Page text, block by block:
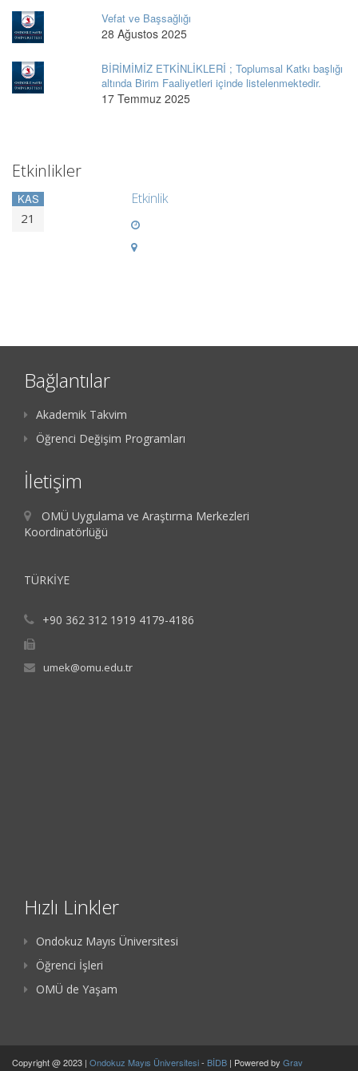
Vefat ve Başsağlığı
28 Ağustos 2025
BİRİMİMİZ ETKİNLİKLERİ ; Toplumsal Katkı başlığı
altında Birim Faaliyetleri içinde listelenmektedir.
17 Temmuz 2025
Etkinlikler
KAS
21
Etkinlik
Bağlantılar
Akademik Takvim
Öğrenci Değişim Programları
İletişim
OMÜ Uygulama ve Araştırma Merkezleri
Koordinatörlüğü
TÜRKİYE
+90 362 312 1919 4179-4186
umek@omu.edu.tr
Hızlı Linkler
Ondokuz Mayıs Üniversitesi
Öğrenci İşleri
OMÜ de Yaşam
Copyright @ 2023 | Ondokuz Mayıs Üniversitesi- BİDB | Powered by Grav